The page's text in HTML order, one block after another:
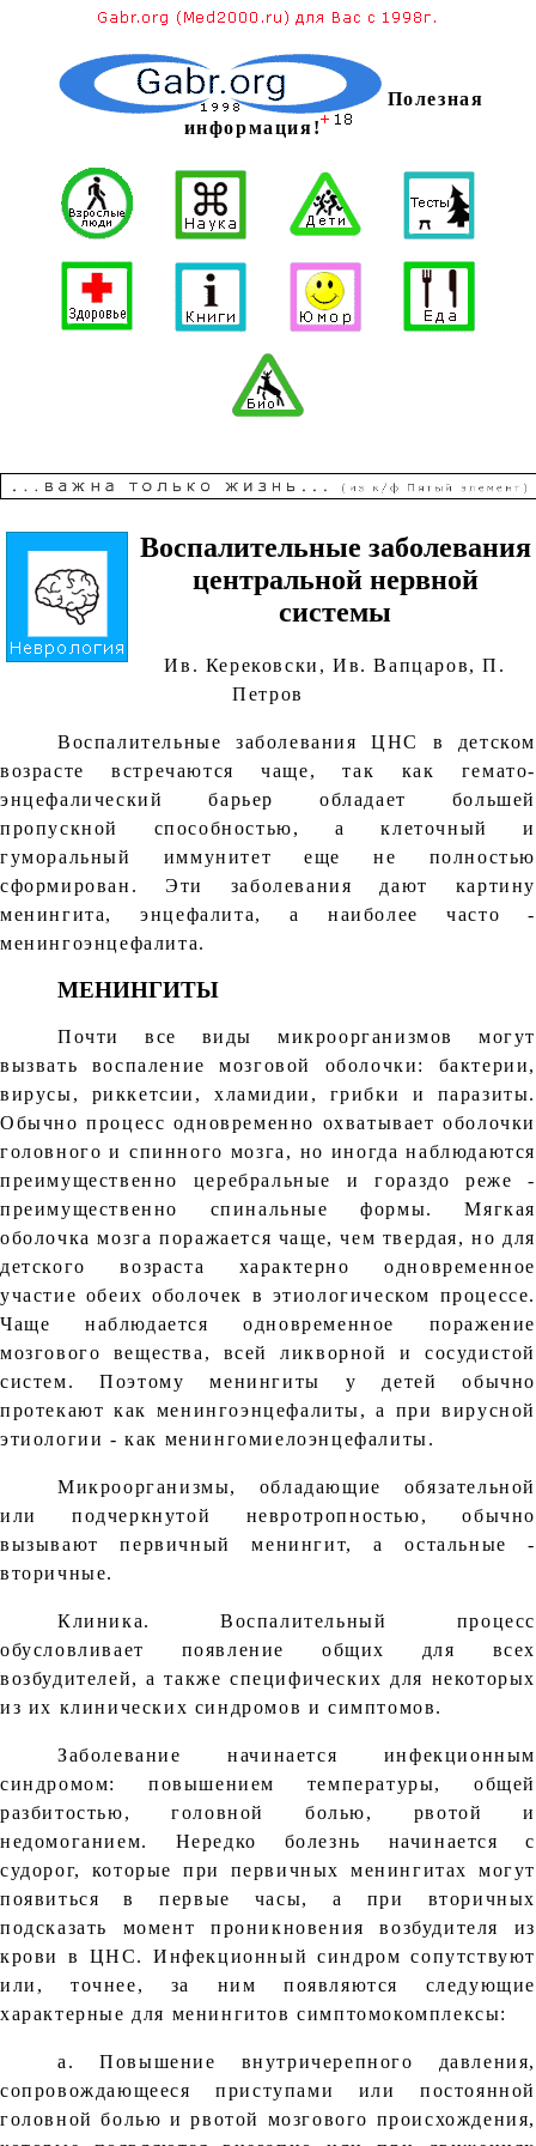
Полезная
информация!
Воспалительные заболевания
центральной нервной
системы
Ив. Керековски, Ив. Вапцаров, П.
Петров
Воспалительные заболевания ЦНС в детском
возрасте встречаются чаще, так как гемато-
энцефалический барьер обладает большей
пропускной способностью, а клеточный и
гуморальный иммунитет еще не полностью
сформирован. Эти заболевания дают картину
менингита, энцефалита, а наиболее часто -
менингоэнцефалита.
МЕНИНГИТЫ
Почти все виды микроорганизмов могут
вызвать воспаление мозговой оболочки: бактерии,
вирусы, риккетсии, хламидии, грибки и паразиты.
Обычно процесс одновременно охватывает оболочки
головного и спинного мозга, но иногда наблюдаются
преимущественно церебральные и гораздо реже -
преимущественно спинальные формы. Мягкая
оболочка мозга поражается чаще, чем твердая, но для
детского возраста характерно одновременное
участие обеих оболочек в этиологическом процессе.
Чаще наблюдается одновременное поражение
мозгового вещества, всей ликворной и сосудистой
систем. Поэтому менингиты у детей обычно
протекают как менингоэнцефалиты, а при вирусной
этиологии - как менингомиелоэнцефалиты.
Микроорганизмы, обладающие обязательной
или подчеркнутой невротропностью, обычно
вызывают первичный менингит, а остальные -
вторичные.
Клиника. Воспалительный процесс
обусловливает появление общих для всех
возбудителей, а также специфических для некоторых
из их клинических синдромов и симптомов.
Заболевание начинается инфекционным
синдромом: повышением температуры, общей
разбитостью, головной болью, рвотой и
недомоганием. Нередко болезнь начинается с
судорог, которые при первичных менингитах могут
появиться в первые часы, а при вторичных
подсказать момент проникновения возбудителя из
крови в ЦНС. Инфекционный синдром сопутствуют
или, точнee, за ним появляются следующие
характерные для менингитов симптомокомплексы:
а. Повышение внутричерепного давления,
сопровождающееся приступами или постоянной
головной болью и рвотой мозгового происхождения,